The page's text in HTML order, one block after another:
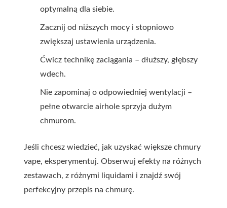
optymalną dla siebie.
Zacznij od niższych mocy i stopniowo
zwiększaj ustawienia urządzenia.
Ćwicz technikę zaciągania – dłuższy, głębszy
wdech.
Nie zapominaj o odpowiedniej wentylacji –
pełne otwarcie airhole sprzyja dużym
chmurom.
Jeśli chcesz wiedzieć, jak uzyskać większe chmury
vape, eksperymentuj. Obserwuj efekty na różnych
zestawach, z różnymi liquidami i znajdź swój
perfekcyjny przepis na chmurę.